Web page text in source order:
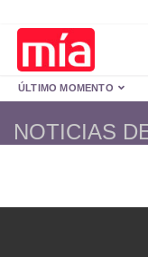
ÚLTIMO MOMENTO
NOTICIAS